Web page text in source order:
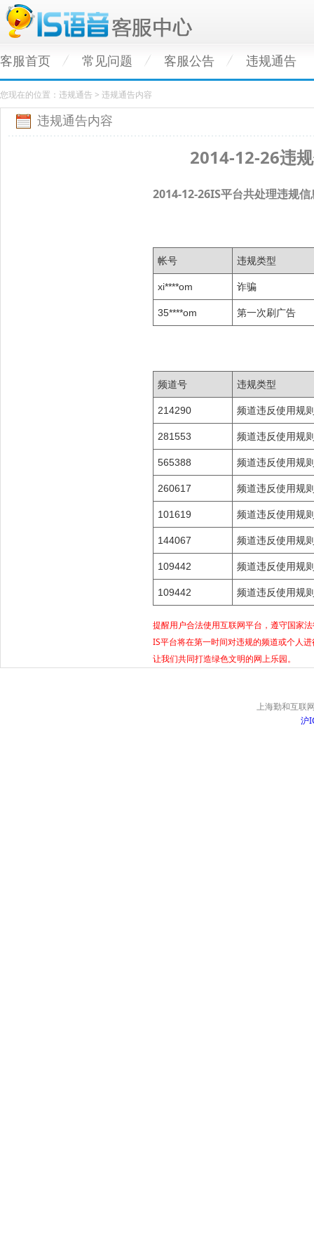
客服首页 常见问题 客服公告 违规通告
您现在的位置：违规通告 > 违规通告内容
违规通告内容
2014-12-26违
2014-12-26IS平台共处理违规
帐号 违规类型
xi****om 诈骗
35****om 第一次刷广告
频道号 违规类型
214290 频道违反使用规
281553 频道违反使用规
565388 频道违反使用规
260617 频道违反使用规
101619 频道违反使用规
144067 频道违反使用规
109442 频道违反使用规
109442 频道违反使用规
提醒用户合法使用互联网平台，遵守国家
IS平台将在第一时间对违规的频道或个人
让我们共同打造绿色文明的网上乐园。
上海勤和互联
沪